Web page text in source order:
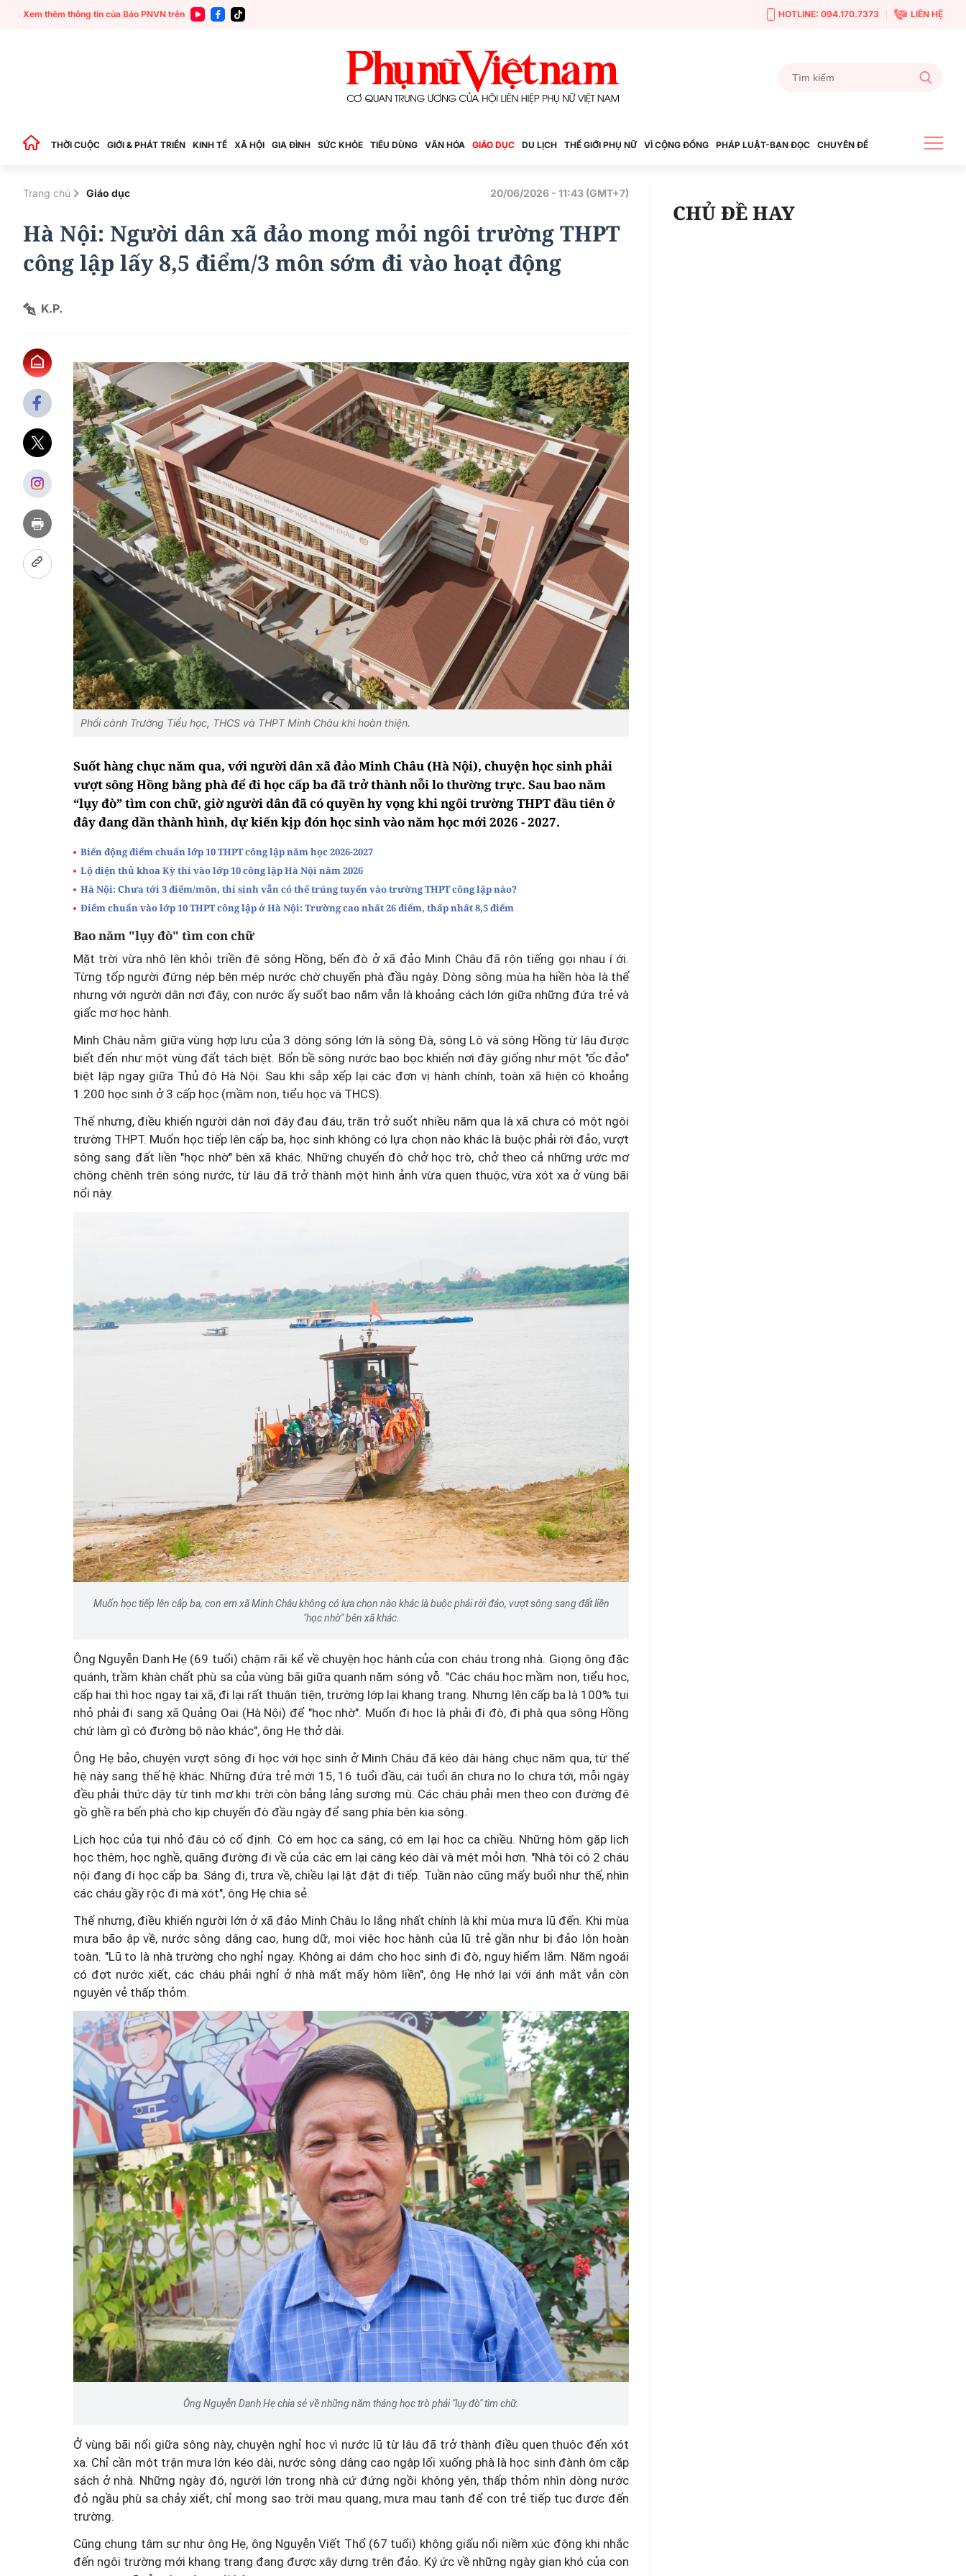
Xem thêm thông tin của Báo PNVN trên HOTLINE: 094.170.7373 LIÊN HỆ
THỜI CUỘC GIỚI & PHÁT TRIỂN KINH TẾ XÃ HỘI GIA ĐÌNH SỨC KHỎE TIÊU DÙNG VĂN HÓA GIÁO DỤC DU LỊCH THẾ GIỚI PHỤ NỮ VÌ CỘNG ĐỒNG PHÁP LUẬT-BẠN ĐỌC CHUYÊN ĐỀ
Trang chủ Giáo dục 20/06/2026 - 11:43 (GMT+7)
Hà Nội: Người dân xã đảo mong mỏi ngôi trường THPT
công lập lấy 8,5 điểm/3 môn sớm đi vào hoạt động
K.P.
Phối cảnh Trường Tiểu học, THCS và THPT Minh Châu khi hoàn thiện.
Suốt hàng chục năm qua, với người dân xã đảo Minh Châu (Hà Nội), chuyện học sinh phải
vượt sông Hồng bằng phà để đi học cấp ba đã trở thành nỗi lo thường trực. Sau bao năm
“lụy đò” tìm con chữ, giờ người dân đã có quyền hy vọng khi ngôi trường THPT đầu tiên ở
đây đang dần thành hình, dự kiến kịp đón học sinh vào năm học mới 2026 - 2027.
Biến động điểm chuẩn lớp 10 THPT công lập năm học 2026-2027
Lộ diện thủ khoa Kỳ thi vào lớp 10 công lập Hà Nội năm 2026
Hà Nội: Chưa tới 3 điểm/môn, thí sinh vẫn có thể trúng tuyển vào trường THPT công lập nào?
Điểm chuẩn vào lớp 10 THPT công lập ở Hà Nội: Trường cao nhất 26 điểm, thấp nhất 8,5 điểm
Bao năm "lụy đò" tìm con chữ
Mặt trời vừa nhô lên khỏi triền đê sông Hồng, bến đò ở xã đảo Minh Châu đã rộn tiếng gọi nhau í ới.
Từng tốp người đứng nép bên mép nước chờ chuyến phà đầu ngày. Dòng sông mùa hạ hiền hòa là thế
nhưng với người dân nơi đây, con nước ấy suốt bao năm vẫn là khoảng cách lớn giữa những đứa trẻ và
giấc mơ học hành.
Minh Châu nằm giữa vùng hợp lưu của 3 dòng sông lớn là sông Đà, sông Lô và sông Hồng từ lâu được
biết đến như một vùng đất tách biệt. Bốn bề sông nước bao bọc khiến nơi đây giống như một "ốc đảo"
biệt lập ngay giữa Thủ đô Hà Nội. Sau khi sắp xếp lại các đơn vị hành chính, toàn xã hiện có khoảng
1.200 học sinh ở 3 cấp học (mầm non, tiểu học và THCS).
Thế nhưng, điều khiến người dân nơi đây đau đáu, trăn trở suốt nhiều năm qua là xã chưa có một ngôi
trường THPT. Muốn học tiếp lên cấp ba, học sinh không có lựa chọn nào khác là buộc phải rời đảo, vượt
sông sang đất liền "học nhờ" bên xã khác. Những chuyến đò chở học trò, chở theo cả những ước mơ
chông chênh trên sóng nước, từ lâu đã trở thành một hình ảnh vừa quen thuộc, vừa xót xa ở vùng bãi
nổi này.
Muốn học tiếp lên cấp ba, con em xã Minh Châu không có lựa chọn nào khác là buộc phải rời đảo, vượt sông sang đất liền
"học nhờ" bên xã khác.
Ông Nguyễn Danh Hẹ (69 tuổi) chậm rãi kể về chuyện học hành của con cháu trong nhà. Giọng ông đặc
quánh, trầm khàn chất phù sa của vùng bãi giữa quanh năm sóng vỗ. "Các cháu học mầm non, tiểu học,
cấp hai thì học ngay tại xã, đi lại rất thuận tiện, trường lớp lại khang trang. Nhưng lên cấp ba là 100% tụi
nhỏ phải đi sang xã Quảng Oai (Hà Nội) để "học nhờ". Muốn đi học là phải đi đò, đi phà qua sông Hồng
chứ làm gì có đường bộ nào khác", ông Hẹ thở dài.
Ông Hẹ bảo, chuyện vượt sông đi học với học sinh ở Minh Châu đã kéo dài hàng chục năm qua, từ thế
hệ này sang thế hệ khác. Những đứa trẻ mới 15, 16 tuổi đầu, cái tuổi ăn chưa no lo chưa tới, mỗi ngày
đều phải thức dậy từ tinh mơ khi trời còn bảng lảng sương mù. Các cháu phải men theo con đường đê
gồ ghề ra bến phà cho kịp chuyến đò đầu ngày để sang phía bên kia sông.
Lịch học của tụi nhỏ đâu có cố định. Có em học ca sáng, có em lại học ca chiều. Những hôm gặp lịch
học thêm, học nghề, quãng đường đi về của các em lại càng kéo dài và mệt mỏi hơn. "Nhà tôi có 2 cháu
nội đang đi học cấp ba. Sáng đi, trưa về, chiều lại lật đật đi tiếp. Tuần nào cũng mấy buổi như thế, nhìn
các cháu gầy rộc đi mà xót", ông Hẹ chia sẻ.
Thế nhưng, điều khiến người lớn ở xã đảo Minh Châu lo lắng nhất chính là khi mùa mưa lũ đến. Khi mùa
mưa bão ập về, nước sông dâng cao, hung dữ, mọi việc học hành của lũ trẻ gần như bị đảo lộn hoàn
toàn. "Lũ to là nhà trường cho nghỉ ngay. Không ai dám cho học sinh đi đò, nguy hiểm lắm. Năm ngoái
có đợt nước xiết, các cháu phải nghỉ ở nhà mất mấy hôm liền", ông Hẹ nhớ lại với ánh mắt vẫn còn
nguyên vẻ thấp thỏm.
Ông Nguyễn Danh Hẹ chia sẻ về những năm tháng học trò phải "lụy đò" tìm chữ.
Ở vùng bãi nổi giữa sông này, chuyện nghỉ học vì nước lũ từ lâu đã trở thành điều quen thuộc đến xót
xa. Chỉ cần một trận mưa lớn kéo dài, nước sông dâng cao ngập lối xuống phà là học sinh đành ôm cặp
sách ở nhà. Những ngày đó, người lớn trong nhà cứ đứng ngồi không yên, thấp thỏm nhìn dòng nước
đỏ ngầu phù sa chảy xiết, chỉ mong sao trời mau quang, mưa mau tạnh để con trẻ tiếp tục được đến
trường.
Cũng chung tâm sự như ông Hẹ, ông Nguyễn Viết Thổ (67 tuổi) không giấu nổi niềm xúc động khi nhắc
đến ngôi trường mới khang trang đang được xây dựng trên đảo. Ký ức về những ngày gian khó của con
CHỦ ĐỀ HAY